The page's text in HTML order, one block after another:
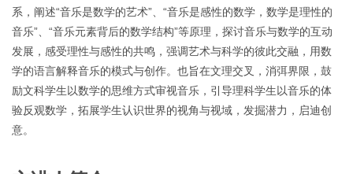
系，阐述“音乐是数学的艺术”、“音乐是感性的数学，数学是理性的
音乐”、“音乐元素背后的数学结构”等原理，探讨音乐与数学的互动
发展，感受理性与感性的共鸣，强调艺术与科学的彼此交融，用数
学的语言解释音乐的模式与创作。也旨在文理交叉，消弭界限，鼓
励文科学生以数学的思维方式审视音乐，引导理科学生以音乐的体
验反观数学，拓展学生认识世界的视角与视域，发掘潜力，启迪创
意。